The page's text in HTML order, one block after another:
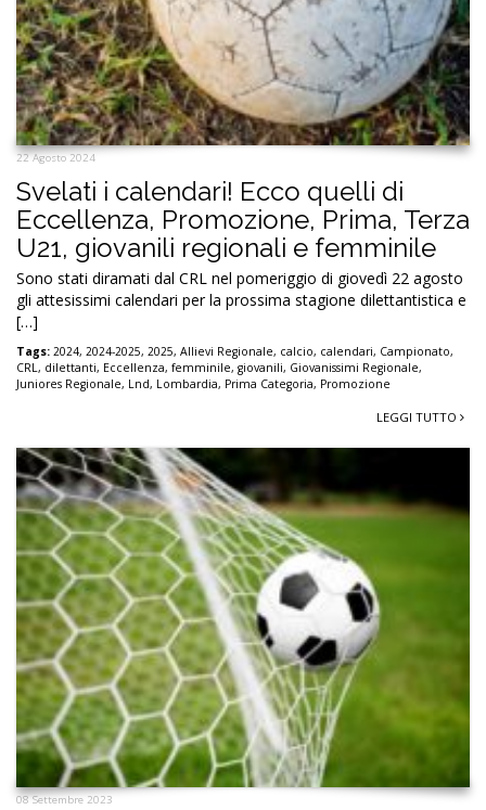
22 Agosto 2024
Svelati i calendari! Ecco quelli di
Eccellenza, Promozione, Prima, Terza
U21, giovanili regionali e femminile
Sono stati diramati dal CRL nel pomeriggio di giovedì 22 agosto
gli attesissimi calendari per la prossima stagione dilettantistica e
[…]
Tags: 2024, 2024-2025, 2025, Allievi Regionale, calcio, calendari, Campionato,
CRL , dilettanti, Eccellenza, femminile, giovanili, Giovanissimi Regionale,
Juniores Regionale, Lnd, Lombardia, Prima Categoria, Promozione
LEGGI TUTTO
08 Settembre 2023